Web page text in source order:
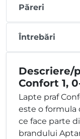
Păreri
Întrebări
Descriere/
Confort 1,
Lapte praf
este o formula
ce face parte
brandului